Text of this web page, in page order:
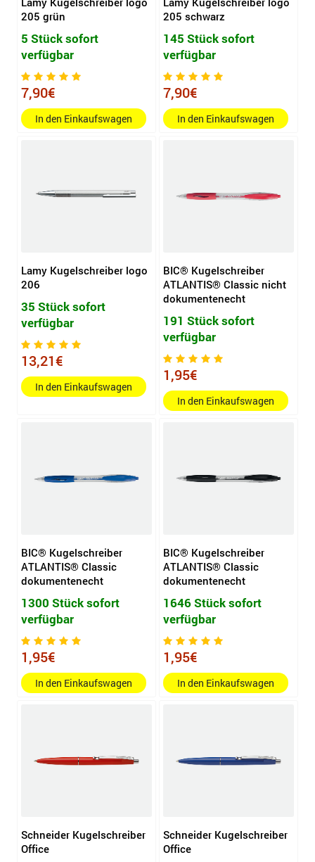
205 grün
5 Stück sofort
verfügbar
7,90€
In den Einkaufswagen
205 schwarz
145 Stück sofort
verfügbar
7,90€
In den Einkaufswagen
Lamy Kugelschreiber logo
206
35 Stück sofort
verfügbar
13,21€
In den Einkaufswagen
BIC® Kugelschreiber
ATLANTIS® Classic nicht
dokumentenecht
191 Stück sofort
verfügbar
1,95€
In den Einkaufswagen
BIC® Kugelschreiber
ATLANTIS® Classic
dokumentenecht
1300 Stück sofort
verfügbar
1,95€
In den Einkaufswagen
BIC® Kugelschreiber
ATLANTIS® Classic
dokumentenecht
1646 Stück sofort
verfügbar
1,95€
In den Einkaufswagen
Schneider Kugelschreiber
Office
Schneider Kugelschreiber
Office